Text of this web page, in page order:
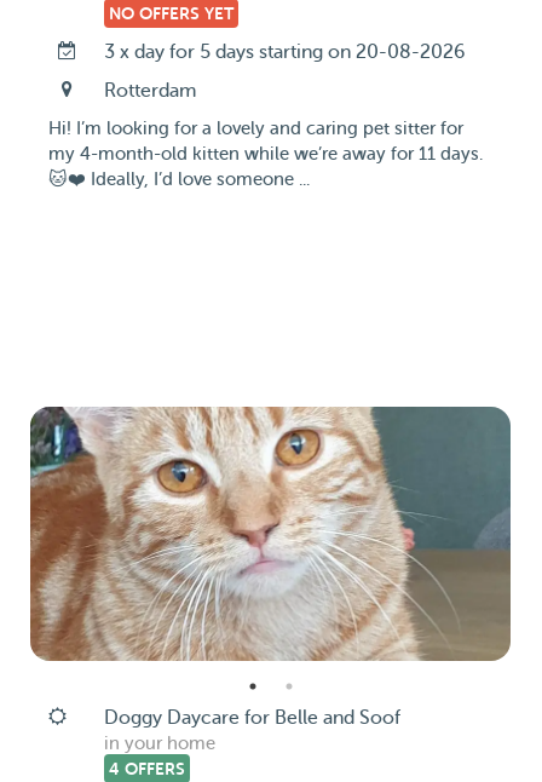
NO OFFERS YET
3 x day for 5 days starting on 20-08-2026
Rotterdam
Hi! I’m looking for a lovely and caring pet sitter for
my 4-month-old kitten while we’re away for 11 days.
🐱❤️ Ideally, I’d love someone ...
Doggy Daycare for Belle and Soof
in your home
4 OFFERS